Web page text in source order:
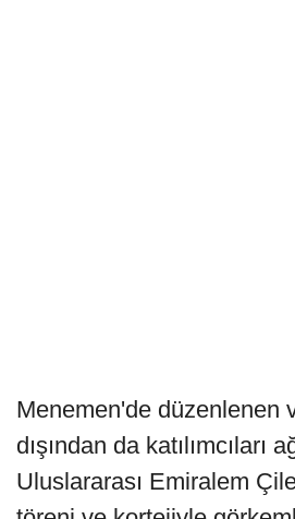
Menemen'de düzenlenen
dışından da katılımcıları
Uluslararası Emiralem